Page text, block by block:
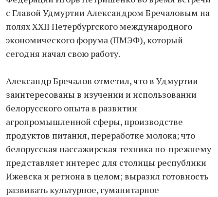
с Главой Удмуртии Александром Бречаловым на
полях ХXII Петербургского международного
экономического форума (ПМЭФ), который
сегодня начал свою работу.
Александр Бречалов отметил, что в Удмуртии
заинтересованы в изучении и использовании
белорусского опыта в развитии
агропромышленной сферы, производстве
продуктов питания, переработке молока; что
белорусская пассажирская техника по-прежнему
представляет интерес для столицы республики
Ижевска и региона в целом; выразил готовность
развивать культурное, гуманитарное